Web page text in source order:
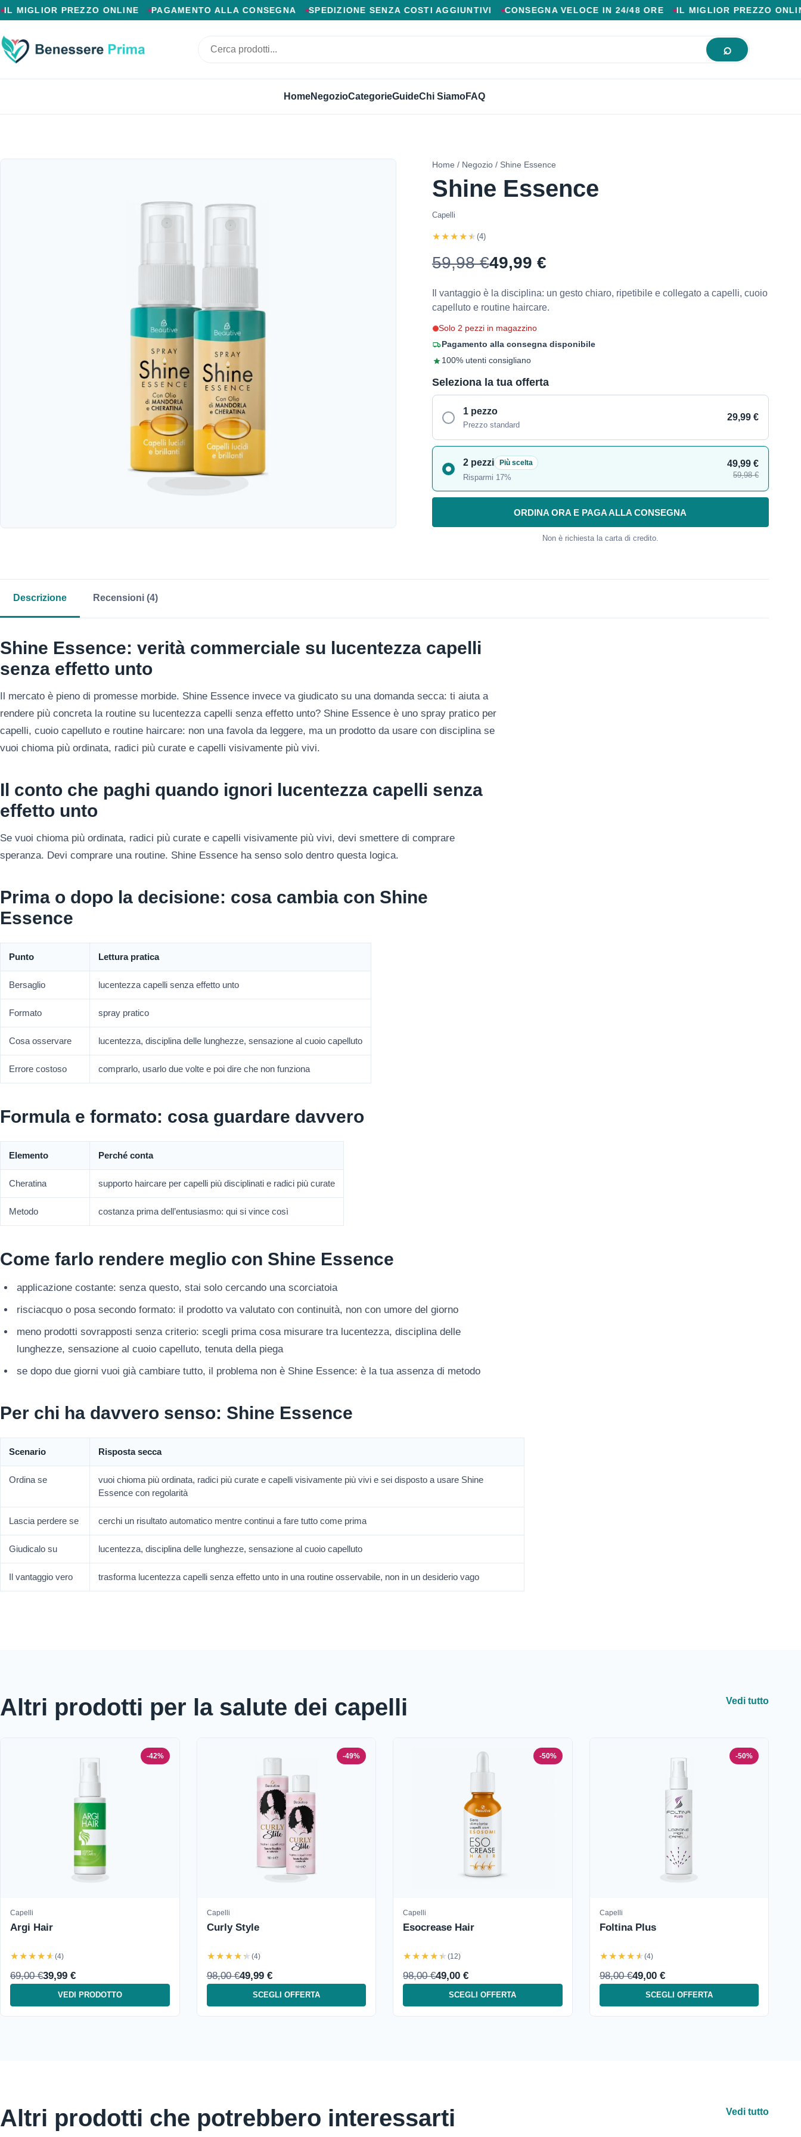
PAGAMENTO ALLA CONSEGNA, SPEDIZIONE SENZA COSTI AGGIUNTIVI, CONSEGNA VELOCE IN 24/48 ORE, MIGLIOR PREZZO ONLINE.
PREZZO ONLINE PAGAMENTO ALLA CONSEGNA SPEDIZIONE SENZA COSTI AGGIUNTIVI CONSEGNA VELOCE IN 24/48 ORE IL MIGLIOR PREZZO ONLINE
HomeNegozioCategorieGuideChi SiamoFAQ
Home / Negozio/ Shine Essence
Shine Essence
Capelli
★★★★★ (4)
59,98 €49,99 €
Il vantaggio è la disciplina: un gesto chiaro, ripetibile e collegato a capelli, cuoio
capelluto e routine haircare.
Solo 2 pezzi in magazzino
Pagamento alla consegna disponibile
100% utenti consigliano
Seleziona la tua offerta
1 pezzo
Prezzo standard
29,99 €
2 pezzi Più scelta
Risparmi 17%
49,99 €
59,98 €
ORDINA ORA E PAGA ALLA CONSEGNA
Non è richiesta la carta di credito.
Descrizione Recensioni (4)
Shine Essence: verità commerciale su lucentezza capelli
senza effetto unto
Il mercato è pieno di promesse morbide. Shine Essence invece va giudicato su una domanda secca: ti aiuta a
rendere più concreta la routine su lucentezza capelli senza effetto unto? Shine Essence è uno spray pratico per
capelli, cuoio capelluto e routine haircare: non una favola da leggere, ma un prodotto da usare con disciplina se
vuoi chioma più ordinata, radici più curate e capelli visivamente più vivi.
Il conto che paghi quando ignori lucentezza capelli senza
effetto unto
Se vuoi chioma più ordinata, radici più curate e capelli visivamente più vivi, devi smettere di comprare
speranza. Devi comprare una routine. Shine Essence ha senso solo dentro questa logica.
Prima o dopo la decisione: cosa cambia con Shine
Essence
Punto Lettura pratica
Bersaglio lucentezza capelli senza effetto unto
Formato spray pratico
Cosa osservare lucentezza, disciplina delle lunghezze, sensazione al cuoio capelluto
Errore costoso comprarlo, usarlo due volte e poi dire che non funziona
Formula e formato: cosa guardare davvero
Elemento Perché conta
Cheratina supporto haircare per capelli più disciplinati e radici più curate
Metodo costanza prima dell’entusiasmo: qui si vince così
Come farlo rendere meglio con Shine Essence
applicazione costante: senza questo, stai solo cercando una scorciatoia
risciacquo o posa secondo formato: il prodotto va valutato con continuità, non con umore del giorno
meno prodotti sovrapposti senza criterio: scegli prima cosa misurare tra lucentezza, disciplina delle
lunghezze, sensazione al cuoio capelluto, tenuta della piega
se dopo due giorni vuoi già cambiare tutto, il problema non è Shine Essence: è la tua assenza di metodo
Per chi ha davvero senso: Shine Essence
Scenario Risposta secca
Ordina se
vuoi chioma più ordinata, radici più curate e capelli visivamente più vivi e sei disposto a usare Shine
Essence con regolarità
Lascia perdere se cerchi un risultato automatico mentre continui a fare tutto come prima
Giudicalo su lucentezza, disciplina delle lunghezze, sensazione al cuoio capelluto
Il vantaggio vero trasforma lucentezza capelli senza effetto unto in una routine osservabile, non in un desiderio vago
Altri prodotti per la salute dei capelli Vedi tutto
-42%
Capelli
Argi Hair
★★★★★ (4)
69,00 €39,99 €
VEDI PRODOTTO
-49%
Capelli
Curly Style
★★★★★ (4)
98,00 €49,99 €
SCEGLI OFFERTA
-50%
Capelli
Esocrease Hair
★★★★★ (12)
98,00 €49,00 €
SCEGLI OFFERTA
-50%
Capelli
Foltina Plus
★★★★★ (4)
98,00 €49,00 €
SCEGLI OFFERTA
Altri prodotti che potrebbero interessarti Vedi tutto